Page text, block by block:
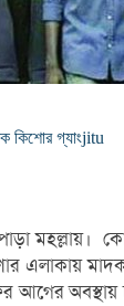
কিশোর গ্যাংjitu
মহল্লায়।
এলাকায়
অবস্থায়